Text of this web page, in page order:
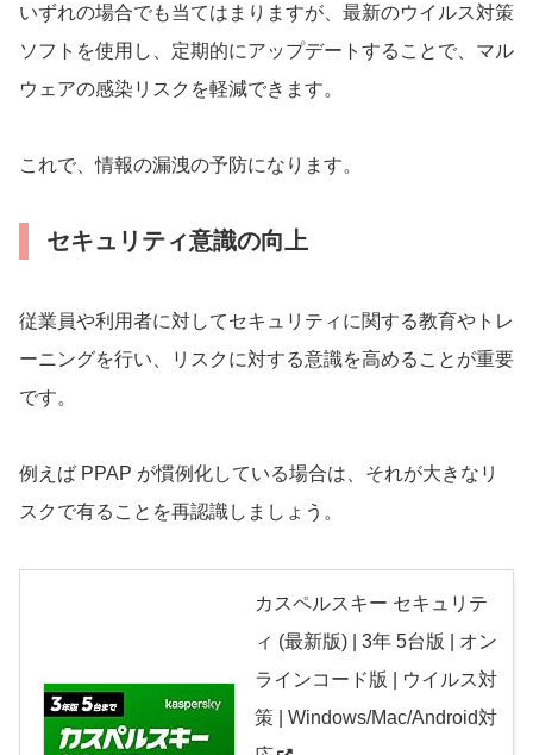
いずれの場合でも当てはまりますが、最新のウイルス対策
ソフトを使用し、定期的にアップデートすることで、マル
ウェアの感染リスクを軽減できます。
これで、情報の漏洩の予防になります。
セキュリティ意識の向上
従業員や利用者に対してセキュリティに関する教育やトレ
ーニングを行い、リスクに対する意識を高めることが重要
です。
例えば PPAP が慣例化している場合は、それが大きなリ
スクで有ることを再認識しましょう。
カスペルスキー セキュリテ
ィ (最新版) | 3年 5台版 | オン
ラインコード版 | ウイルス対
策 | Windows/Mac/Android対